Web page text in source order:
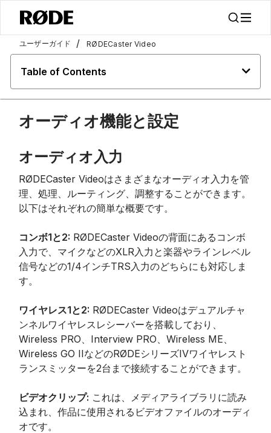
ユーザーガイド / RØDECaster Video
Table of Contents
オーディオ機能と設定
オーディオ入力
RØDECaster Videoはさまざまなオーディオ入力を管
理、処理、ルーティング、調整することができます。
以下はそれぞれの簡単な概要です。
コンボ1と2: RØDECaster Videoの背面にあるコンボ
入力で、マイクなどのXLR入力と楽器やラインレベル
信号などの1/4インチTRS入力のどちらにも対応しま
す。
ワイヤレス1と2: RØDECaster Videoはデュアルチャ
ンネルワイヤレスレシーバーを搭載しており、
Wireless PRO、Interview PRO、Wireless ME、
Wireless GO IIなどのRØDEシリーズIVワイヤレスト
ランスミッターを2台まで接続することができます。
ビデオクリップ: これは、メディアライブラリに読み
込まれ、作品に使用されるビデオファイルのオーディ
オです。